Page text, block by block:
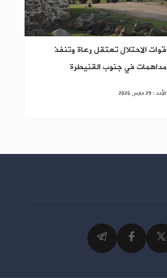
قوات الاحتلال تعتقل رعاة وتنفذ
مداهمات في جنوب القنيطرة
الأحد : 29 مارس 2026